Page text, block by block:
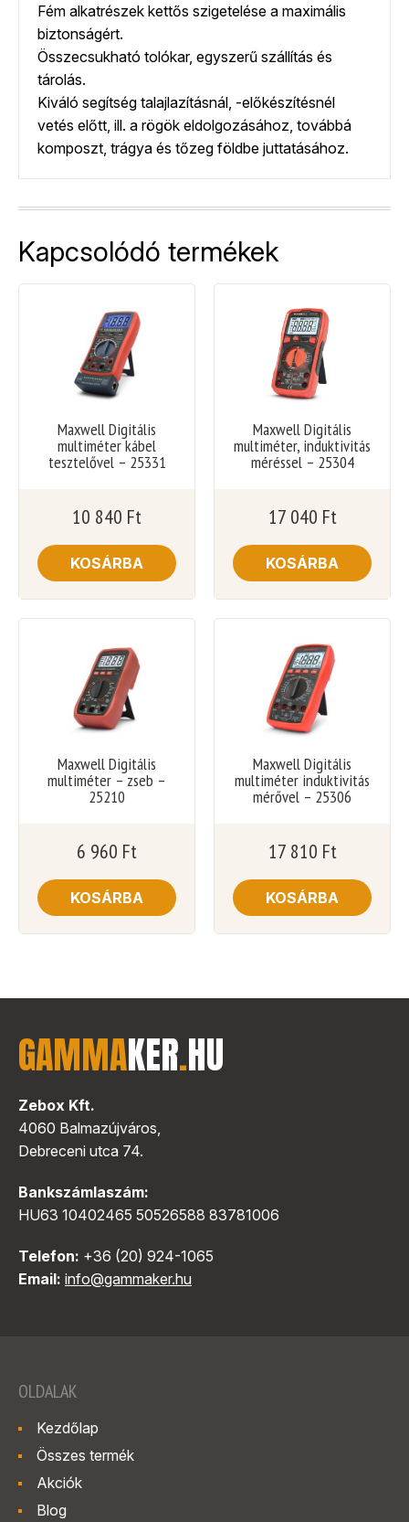
Fém alkatrészek kettős szigetelése a maximális
biztonságért.
Összecsukható tolókar, egyszerű szállítás és
tárolás.
Kiváló segítség talajlazításnál, -előkészítésnél
vetés előtt, ill. a rögök eldolgozásához, továbbá
komposzt, trágya és tőzeg földbe juttatásához.
Kapcsolódó termékek
Maxwell Digitális
multiméter kábel
tesztelővel – 25331
10 840 Ft
KOSÁRBA
Maxwell Digitális
multiméter, induktivitás
méréssel – 25304
17 040 Ft
KOSÁRBA
Maxwell Digitális
multiméter – zseb –
25210
6 960 Ft
KOSÁRBA
Maxwell Digitális
multiméter induktivitás
mérővel – 25306
17 810 Ft
KOSÁRBA
GAMMAKER.HU
Zebox Kft.
4060 Balmazújváros,
Debreceni utca 74.
Bankszámlaszám:
HU63 10402465 50526588 83781006
Telefon: +36 (20) 924-1065
Email: info@gammaker.hu
OLDALAK
Kezdőlap
Összes termék
Akciók
Blog